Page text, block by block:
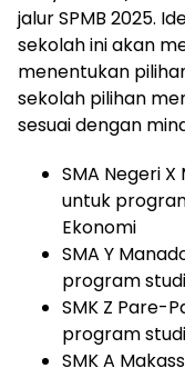
jalur SPMB 2025.
sekolah ini akan
menentukan
sekolah pilihan
sesuai dengan
SMA Negeri
untuk
Ekonomi
SMA Y
program
SMK Z Pare-
program
SMK A